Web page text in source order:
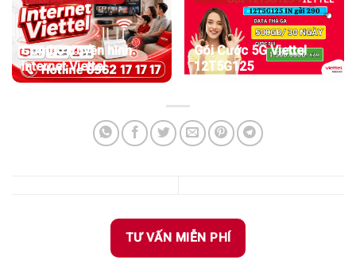
Combo truyền hình
internet Viettel
Gói Cước 5G Viettel
12T5G125
TƯ VẤN MIỄN PHÍ